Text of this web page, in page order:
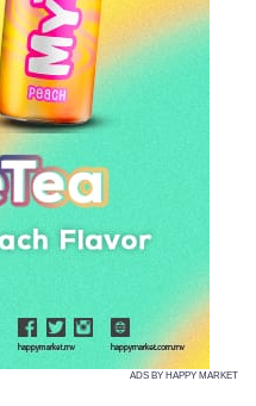
ADS BY HAPPY MARKET